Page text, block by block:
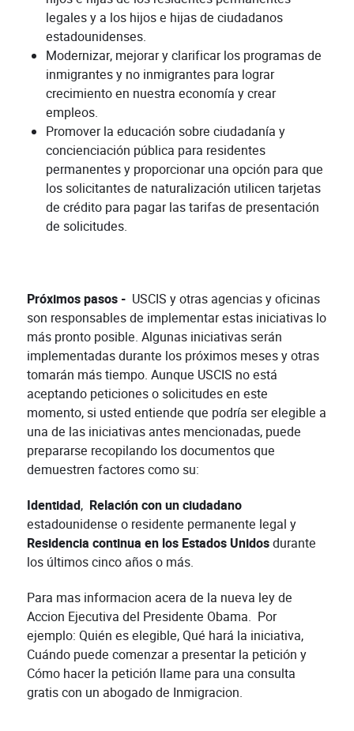
legales y a los hijos e hijas de ciudadanos
estadounidenses.
Modernizar, mejorar y clarificar los programas de
inmigrantes y no inmigrantes para lograr
crecimiento en nuestra economía y crear
empleos.
Promover la educación sobre ciudadanía y
concienciación pública para residentes
permanentes y proporcionar una opción para que
los solicitantes de naturalización utilicen tarjetas
de crédito para pagar las tarifas de presentación
de solicitudes.
Próximos pasos - USCIS y otras agencias y oficinas
son responsables de implementar estas iniciativas lo
más pronto posible. Algunas iniciativas serán
implementadas durante los próximos meses y otras
tomarán más tiempo. Aunque USCIS no está
aceptando peticiones o solicitudes en este
momento, si usted entiende que podría ser elegible a
una de las iniciativas antes mencionadas, puede
prepararse recopilando los documentos que
demuestren factores como su:
Identidad, Relación con un ciudadano
estadounidense o residente permanente legal y
Residencia continua en los Estados Unidosdurante
los últimos cinco años o más.
Para mas informacion acera de la nueva ley de
Accion Ejecutiva del Presidente Obama. Por
ejemplo: Quién es elegible, Qué hará la iniciativa,
Cuándo puede comenzar a presentar la petición y
Cómo hacer la petición llame para una consulta
gratis con un abogado de Inmigracion.